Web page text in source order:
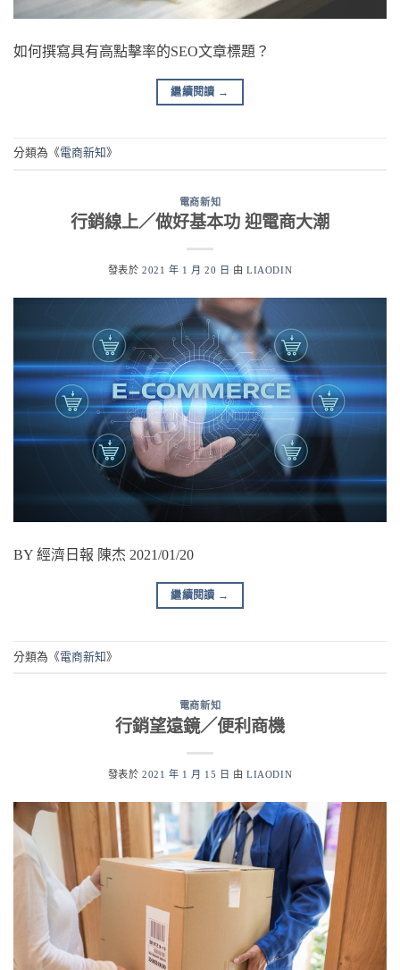
如何撰寫具有高點擊率的SEO文章標題？
繼續閱讀 →
分類為《電商新知 》
電商新知
行銷線上／做好基本功 迎電商大潮
發表於2021 年 1 月 20 日 由LIAODIN
BY 經濟日報 陳杰 2021/01/20
繼續閱讀 →
分類為《電商新知 》
電商新知
行銷望遠鏡／便利商機
發表於2021 年 1 月 15 日 由LIAODIN